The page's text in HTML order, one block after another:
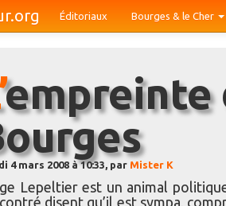
Éditoriaux Bourges & le Cher
à
4 mars 2008 à 10:33, par Mister K
Lepeltier est un animal
disent qu’il est sympa,